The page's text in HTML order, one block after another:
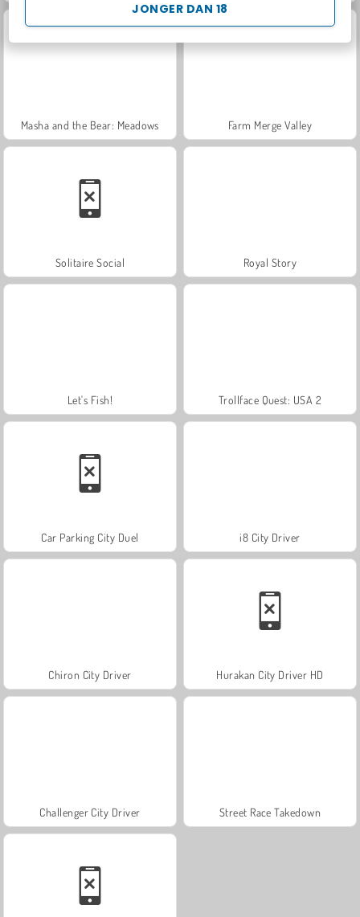
JONGER DAN 18
Masha and the Bear: Meadows Farm Merge Valley
Solitaire Social Royal Story
Let's Fish! Trollface Quest: USA 2
Car Parking City Duel i8 City Driver
Chiron City Driver Hurakan City Driver HD
Challenger City Driver Street Race Takedown